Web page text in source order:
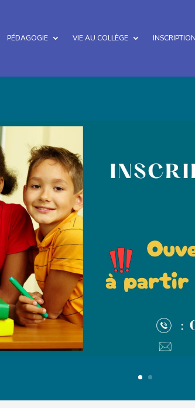
PÉDAGOGIE VIE AU COLLÈGE
Etablissement conventionné